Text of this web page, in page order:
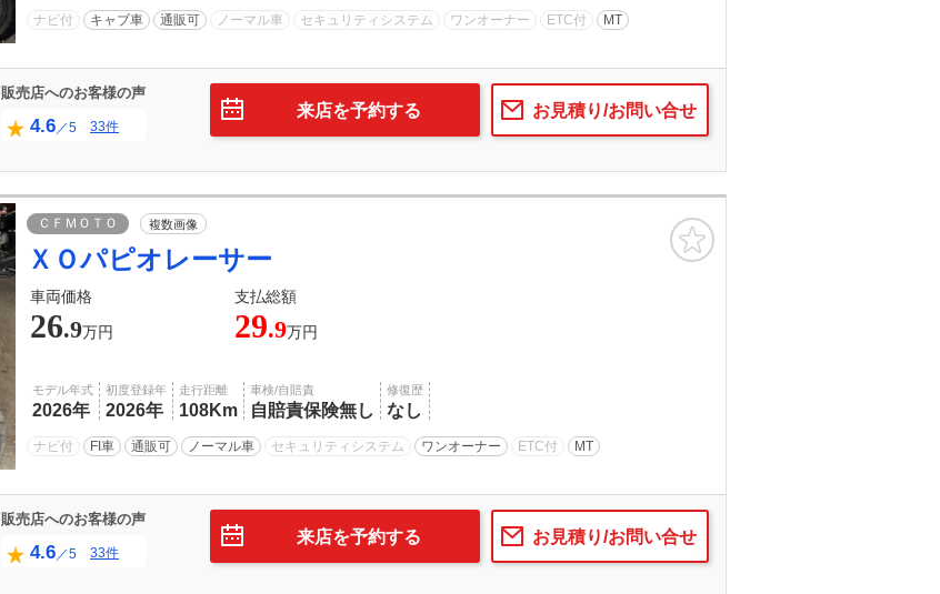
ナビ付 キャブ車 通販可 ノーマル車 セキュリティシステム ワンオーナー ETC付 MT
販売店へのお客様の声
4.6／5 33件
お見積り/お問い合せ
来店を予約する
ＣＦＭＯＴＯ 複数画像
ＸＯパピオレーサー
車両価格 支払総額
26.9万円 29.9万円
モデル年式
2026年
初度登録年
2026年
走行距離
108Km
車検/自賠責
自賠責保険無し
修復歴
なし
ナビ付 FI車 通販可 ノーマル車 セキュリティシステム ワンオーナー ETC付 MT
販売店へのお客様の声
4.6／5 33件
お見積り/お問い合せ
来店を予約する